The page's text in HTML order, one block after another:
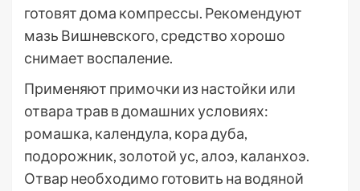
готовят дома компрессы. Рекомендуют
мазь Вишневского, средство хорошо
снимает воспаление.
Применяют примочки из настойки или
отвара трав в домашних условиях:
ромашка, календула, кора дуба,
подорожник, золотой ус, алоэ, каланхоэ.
Отвар необходимо готовить на водяной